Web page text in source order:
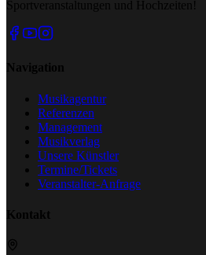
Sportveranstaltungen und Hochzeiten!
Navigation
Musikagentur
Referenzen
Management
Musikverlag
Unsere Künstler
Termine/Tickets
Veranstalter-Anfrage
Kontakt